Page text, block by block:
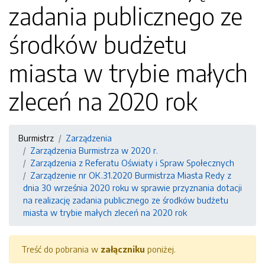
zadania publicznego ze
środków budżetu
miasta w trybie małych
zleceń na 2020 rok
Burmistrz
Zarządzenia
Zarządzenia Burmistrza w 2020 r.
Zarządzenia z Referatu Oświaty i Spraw Społecznych
Zarządzenie nr OK.31.2020 Burmistrza Miasta Redy z
dnia 30 września 2020 roku w sprawie przyznania dotacji
na realizację zadania publicznego ze środków budżetu
miasta w trybie małych zleceń na 2020 rok
Treść do pobrania w załączniku poniżej.